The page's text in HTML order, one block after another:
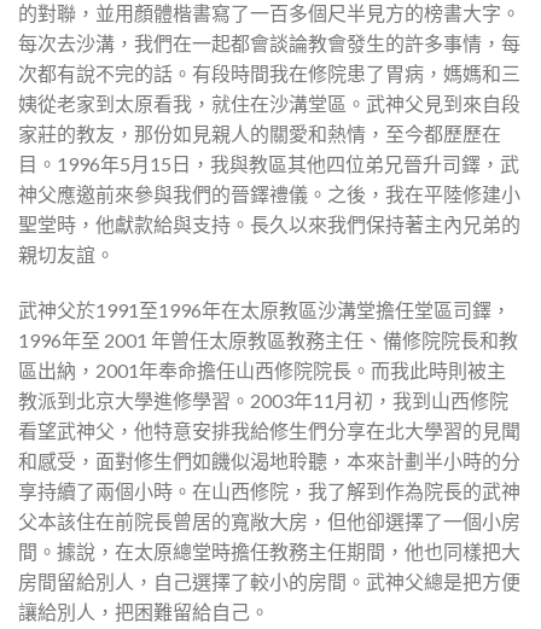
的對聯，並用顏體楷書寫了一百多個尺半見方的榜書大字。
每次去沙溝，我們在一起都會談論教會發生的許多事情，每
次都有說不完的話。有段時間我在修院患了胃病，媽媽和三
姨從老家到太原看我，就住在沙溝堂區。武神父見到來自段
家莊的教友，那份如見親人的關愛和熱情，至今都歷歷在
目。1996年5月15日，我與教區其他四位弟兄晉升司鐸，武
神父應邀前來參與我們的晉鐸禮儀。之後，我在平陸修建小
聖堂時，他獻款給與支持。長久以來我們保持著主內兄弟的
親切友誼。
武神父於1991至1996年在太原教區沙溝堂擔任堂區司鐸，
1996年至 2001 年曾任太原教區教務主任、備修院院長和教
區出納，2001年奉命擔任山西修院院長。而我此時則被主
教派到北京大學進修學習。2003年11月初，我到山西修院
看望武神父，他特意安排我給修生們分享在北大學習的見聞
和感受，面對修生們如饑似渴地聆聽，本來計劃半小時的分
享持續了兩個小時。在山西修院，我了解到作為院長的武神
父本該住在前院長曾居的寬敞大房，但他卻選擇了一個小房
間。據說，在太原總堂時擔任教務主任期間，他也同樣把大
房間留給別人，自己選擇了較小的房間。武神父總是把方便
讓給別人，把困難留給自己。